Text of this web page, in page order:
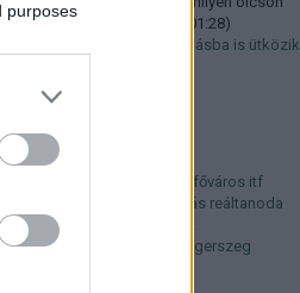
purposes
foknt...
2024.11.02. 01:28)
falakba, hanem minden másba is ütközik
főváros itf
parkolás reáltanoda
teherszállítás
vasút
Zalaegerszeg